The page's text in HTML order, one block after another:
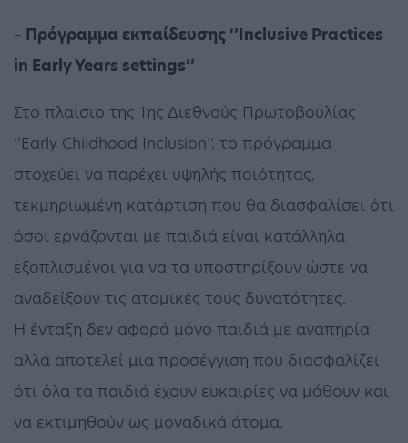
– Πρόγραμμα εκπαίδευσης ‘’Inclusive Practices
in Early Years settings’’
Στο πλαίσιο της 1ης Διεθνούς Πρωτοβουλίας
‘’Early Childhood Inclusion’’, το πρόγραμμα
στοχεύει να παρέχει υψηλής ποιότητας,
τεκμηριωμένη κατάρτιση που θα διασφαλίσει ότι
όσοι εργάζονται με παιδιά είναι κατάλληλα
εξοπλισμένοι για να τα υποστηρίξουν ώστε να
αναδείξουν τις ατομικές τους δυνατότητες.
Η ένταξη δεν αφορά μόνο παιδιά με αναπηρία
αλλά αποτελεί μια προσέγγιση που διασφαλίζει
ότι όλα τα παιδιά έχουν ευκαιρίες να μάθουν και
να εκτιμηθούν ως μοναδικά άτομα.